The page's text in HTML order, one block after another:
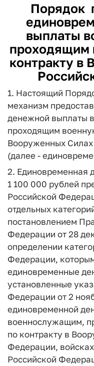
Порядок
выплаты
проходящим
контракту в
1. Настоящий
механизм
денежной выплаты
проходящим
Вооруженных
(далее -
2. Единовременная
1 100 000 рублей
Российской
отдельных
постановлением
Федерации от 28
определении
Федерации,
единовременные
установленные
Федерации от 2
единовременной
военнослужащим,
по контракту в
Федерации,
Российской